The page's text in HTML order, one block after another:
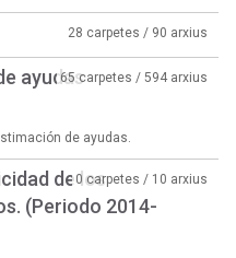
28 carpetes / 90 arxius
ayudas65 carpetes / 594 arxius
de ayudas.
de los
(Periodo 2014-
0 carpetes / 10 arxius